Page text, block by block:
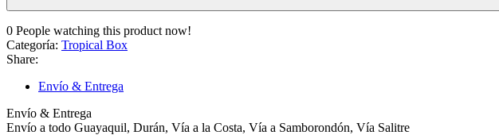
0 People watching this product now!
Categoría: Tropical Box
Share:
Envío & Entrega
Envío & Entrega
Envío a todo Guayaquil, Durán, Vía a la Costa, Vía a Samborondón, Vía Salitre